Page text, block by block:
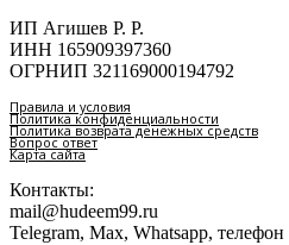
ИП Агишев Р. Р.
ИНН 165909397360
ОГРНИП 321169000194792
Правила и условия
Политика конфиденциальности
Политика возврата денежных средств
Вопрос ответ
Карта сайта
Контакты:
mail@hudeem99.ru
Telegram, Max, Whatsapp,